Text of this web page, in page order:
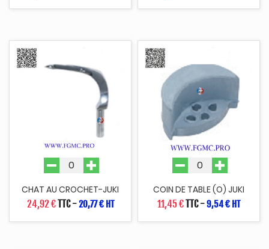
CHAT AU CROCHET-JUKI
24,92 €TTC-20,77 € HT
COIN DE TABLE (O) JUKI
11,45 €TTC-9,54 € HT